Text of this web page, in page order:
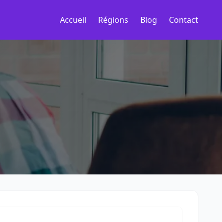
Accueil Régions Blog Contact